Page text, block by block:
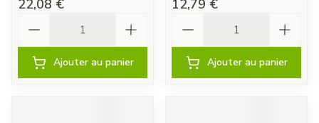
22,08 €
Ajouter au panier
12,79 €
Ajouter au panier